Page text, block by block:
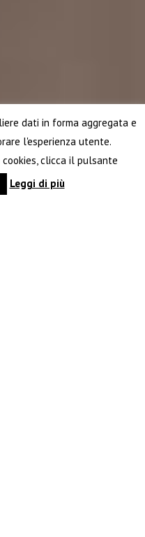
dati in forma aggregata e
l'esperienza utente.
clicca il pulsante
Leggi di più